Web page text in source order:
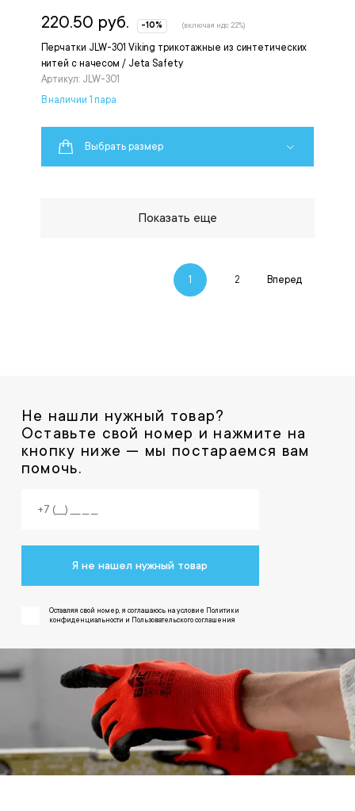
Перчатки JLW-301 Viking трикотажные из синтетических
нитей с начесом / Jeta Safety
Артикул: JLW-301
220.50 руб. -10% (включая ндс 22%)
В наличии 1 пара
Выбрать размер
Показать еще
1 2 Вперед
Не нашли нужный товар?
Оставьте свой номер и нажмите на
кнопку ниже — мы постараемся вам
помочь.
Я не нашел нужный товар
Оставляя свой номер, я соглашаюсь на условие Политики
конфиденциальности и Пользовательского соглашения